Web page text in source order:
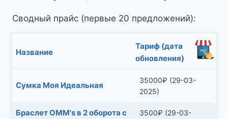
Сводный прайс (первые 20 предложений):
Название
Тариф (дата
обновления)
Сумка Моя Идеальная
35000₽ (29-03-
2025)
Браслет OMM's в 2 оборота с
3500₽ (29-03-